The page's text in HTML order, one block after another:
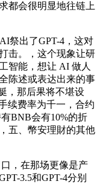
都会很明显地往链上
祭出了GPT-4，这对
击。，这个现象让研
智能，想让 AI 做人
陈述或表达出来的事
，那后果将不堪设
续费率为千一，合约
BNB会有10%的折
五、幣安理財的其他
，在那场更像是产
3.5和GPT-4分别